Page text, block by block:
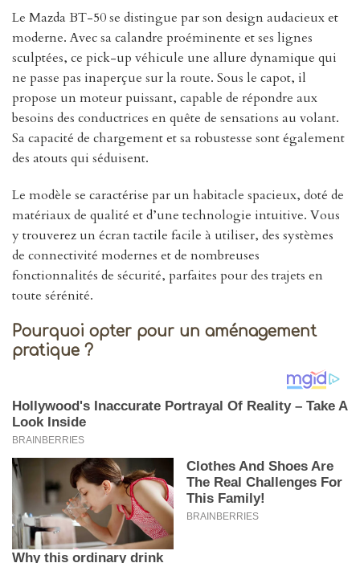
Le Mazda BT-50 se distingue par son design audacieux et
moderne. Avec sa calandre proéminente et ses lignes
sculptées, ce pick-up véhicule une allure dynamique qui
ne passe pas inaperçue sur la route. Sous le capot, il
propose un moteur puissant, capable de répondre aux
besoins des conductrices en quête de sensations au volant.
Sa capacité de chargement et sa robustesse sont également
des atouts qui séduisent.
Le modèle se caractérise par un habitacle spacieux, doté de
matériaux de qualité et d’une technologie intuitive. Vous
y trouverez un écran tactile facile à utiliser, des systèmes
de connectivité modernes et de nombreuses
fonctionnalités de sécurité, parfaites pour des trajets en
toute sérénité.
Pourquoi opter pour un aménagement
pratique ?